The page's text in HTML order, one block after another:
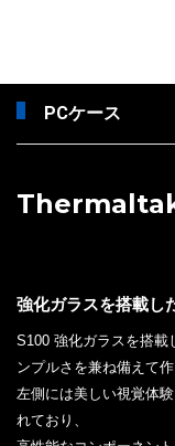
PCケース
強化ガラスを搭載し
S100 強化ガラスを搭載
ンプルさを兼ね備えて作
左側には美しい視覚体
れており、